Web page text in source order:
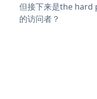
但接下来是the hard
的访问者？